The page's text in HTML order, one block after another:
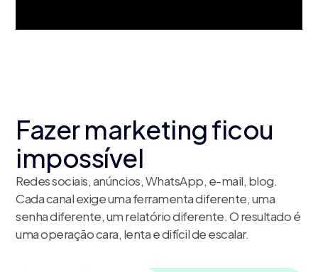
Fazer marketing ficou
impossível
Redes sociais, anúncios, WhatsApp, e-mail, blog.
Cada canal exige uma ferramenta diferente, uma
senha diferente, um relatório diferente. O resultado é
uma operação cara, lenta e difícil de escalar.